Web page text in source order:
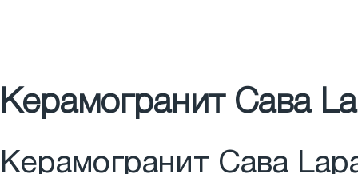
Керамогранит Сава
Керамогранит Сава